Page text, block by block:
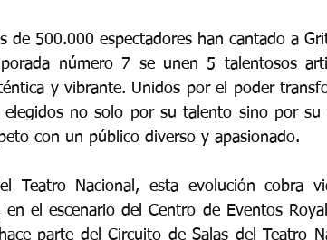
de 500.000 espectadores han cantado a
número 7 se unen 5 talentosos
y vibrante. Unidos por el poder
no solo por su talento sino por su
con un público diverso y apasionado.
Teatro Nacional, esta evolución cobra
el escenario del Centro de Eventos
parte del Circuito de Salas del Teatro